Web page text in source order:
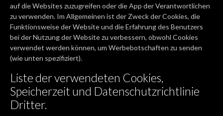
auf die Websites zuzugreifen oder die App der Verantwortlichen
zu verwenden. Im Allgemeinen ist der Zweck der Cookies, die
Funktionsweise der Website und die Erfahrung des Benutzers
bei der Nutzung der Website zu verbessern, obwohl Cookies
verwendet werden können, um Werbebotschaften zu senden
(wie unten spezifiziert).
Liste der verwendeten Cookies,
Speicherzeit und Datenschutzrichtlinie
Dritter.